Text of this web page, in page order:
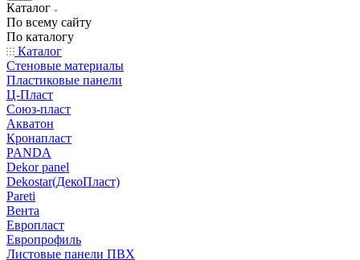
Каталог
По всему сайту
По каталогу
Каталог
Стеновые материалы
Пластиковые панели
Ц-Пласт
Союз-пласт
Акватон
Кронапласт
PANDA
Dekor panel
Dekostar(ДекоПласт)
Pareti
Вента
Европласт
Европрофиль
Листовые панели ПВХ